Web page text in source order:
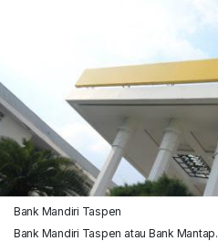
Bank Mandiri Taspen
Bank Mandiri Taspen atau Bank Mantap.